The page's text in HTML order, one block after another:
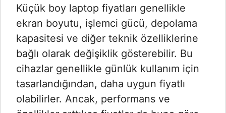
Küçük boy laptop fiyatları genellikle
ekran boyutu, işlemci gücü, depolama
kapasitesi ve diğer teknik özelliklerine
bağlı olarak değişiklik gösterebilir. Bu
cihazlar genellikle günlük kullanım için
tasarlandığından, daha uygun fiyatlı
olabilirler. Ancak, performans ve